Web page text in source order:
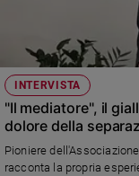
INTERVISTA
"Il mediatore", il
dolore della
Pioniere
racconta la propria